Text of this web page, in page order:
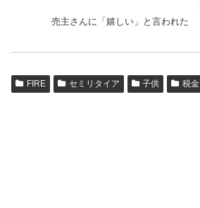
売主さんに「嬉しい」と言われた
FIRE セミリタイア 子供 税金